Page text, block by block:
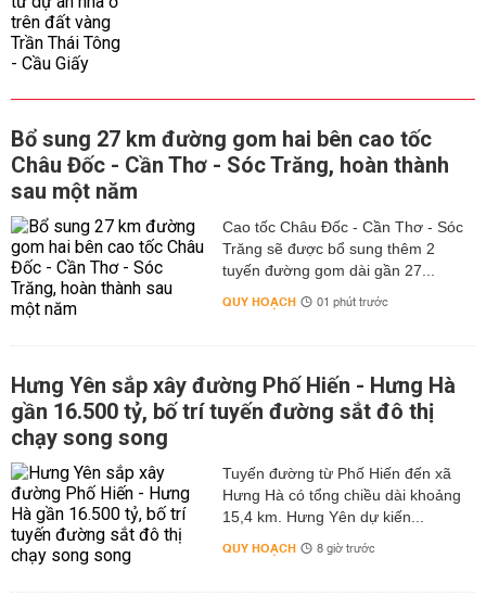
Bổ sung 27 km đường gom hai bên cao tốc
Châu Đốc - Cần Thơ - Sóc Trăng, hoàn thành
sau một năm
Cao tốc Châu Đốc - Cần Thơ - Sóc
Trăng sẽ được bổ sung thêm 2
tuyến đường gom dài gần 27...
QUY HOẠCH 01 phút trước
Hưng Yên sắp xây đường Phố Hiến - Hưng Hà
gần 16.500 tỷ, bố trí tuyến đường sắt đô thị
chạy song song
Tuyến đường từ Phố Hiến đến xã
Hưng Hà có tổng chiều dài khoảng
15,4 km. Hưng Yên dự kiến...
QUY HOẠCH 8 giờ trước